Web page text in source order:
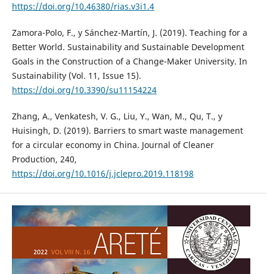
https://doi.org/10.46380/rias.v3i1.4
Zamora-Polo, F., y Sánchez-Martín, J. (2019). Teaching for a
Better World. Sustainability and Sustainable Development
Goals in the Construction of a Change-Maker University. In
Sustainability (Vol. 11, Issue 15).
https://doi.org/10.3390/su11154224
Zhang, A., Venkatesh, V. G., Liu, Y., Wan, M., Qu, T., y
Huisingh, D. (2019). Barriers to smart waste management
for a circular economy in China. Journal of Cleaner
Production, 240,
https://doi.org/10.1016/j.jclepro.2019.118198